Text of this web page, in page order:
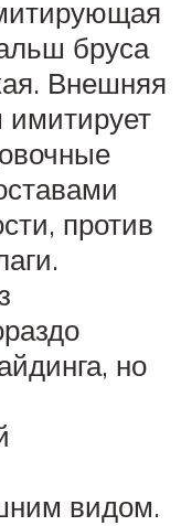
бруса
Внешняя
против
но
видом.